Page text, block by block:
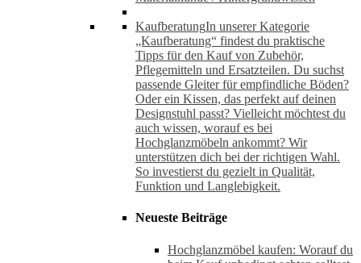
KaufberatungIn unserer Kategorie
„Kaufberatung“ findest du praktische
Tipps für den Kauf von Zubehör,
Pflegemitteln und Ersatzteilen. Du suchst
passende Gleiter für empfindliche Böden?
Oder ein Kissen, das perfekt auf deinen
Designstuhl passt? Vielleicht möchtest du
auch wissen, worauf es bei
Hochglanzmöbeln ankommt? Wir
unterstützen dich bei der richtigen Wahl.
So investierst du gezielt in Qualität,
Funktion und Langlebigkeit.
Neueste Beiträge
Hochglanzmöbel kaufen: Worauf du